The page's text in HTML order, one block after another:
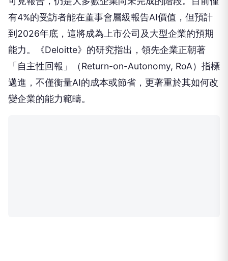
有4%的受訪者能在董事會層級報告AI價值，但預計
到2026年底，這將成為上市公司及大型企業的預期
能力。《Deloitte》的研究指出，領先企業正朝著
「自主性回報」（Return-on-Autonomy, RoA）指標
邁進，不僅衡量AI的成本或節省，更著重於其如何改
變企業的能力範疇。